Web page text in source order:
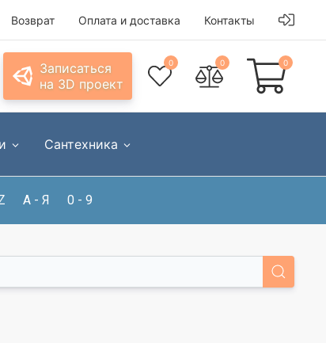
Возврат Оплата и доставка Контакты
Записаться
на 3D проект
0 0 0
Сантехника
А - Я 0 - 9